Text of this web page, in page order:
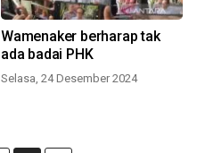
Wamenaker berharap tak
ada badai PHK
Selasa, 24 Desember 2024